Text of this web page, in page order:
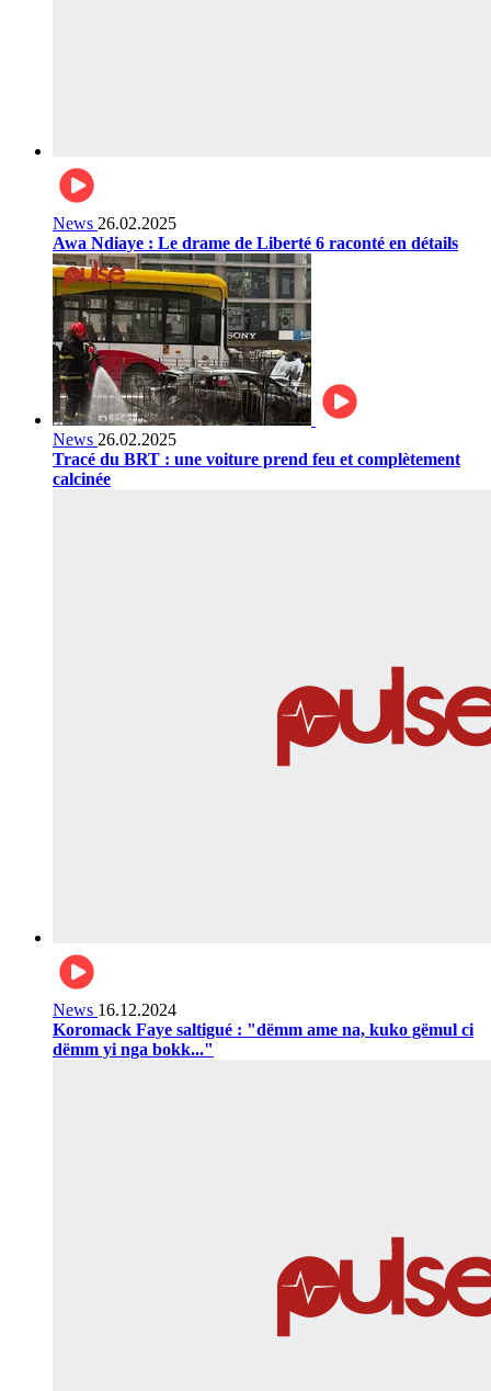
News 26.02.2025
Awa Ndiaye : Le drame de Liberté 6 raconté en détails
News 26.02.2025
Tracé du BRT : une voiture prend feu et complètement
calcinée
News 16.12.2024
Koromack Faye saltigué : "dëmm ame na, kuko gëmul ci
dëmm yi nga bokk..."